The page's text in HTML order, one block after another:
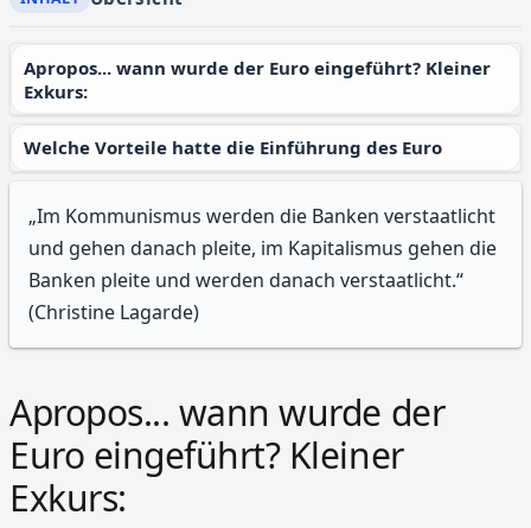
Apropos... wann wurde der Euro eingeführt? Kleiner
Exkurs:
Welche Vorteile hatte die Einführung des Euro
„Im Kommunismus werden die Banken verstaatlicht
und gehen danach pleite, im Kapitalismus gehen die
Banken pleite und werden danach verstaatlicht.“
(Christine Lagarde)
Apropos... wann wurde der
Euro eingeführt? Kleiner
Exkurs: